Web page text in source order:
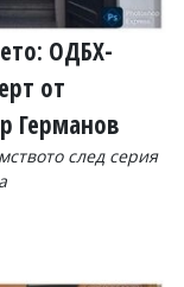
ОДБХ-
от
Германов
след серия